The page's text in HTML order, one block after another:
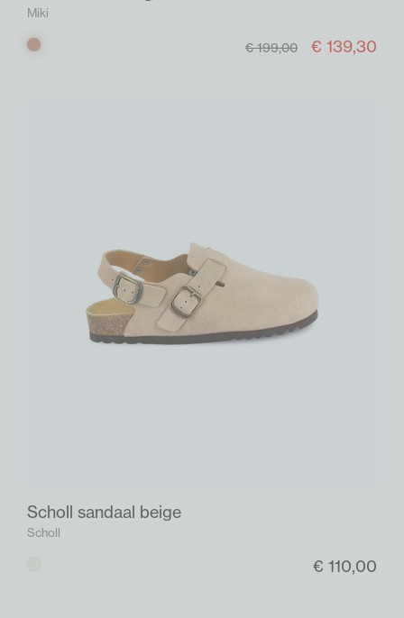
Miki
Cognac € 199,00 € 139,30
Scholl sandaal beige
Scholl
€ 110,00